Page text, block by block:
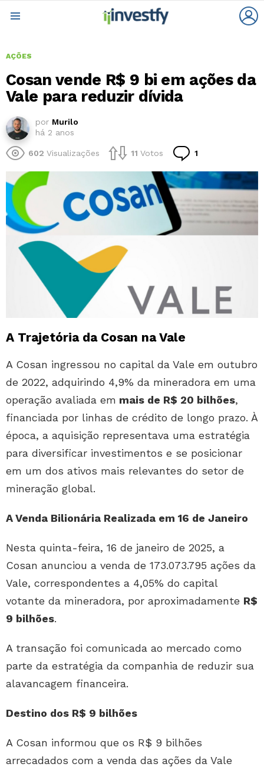
AÇÕES
Cosan vende R$ 9 bi em ações da
Vale para reduzir dívida
por Murilo
há 2 anos
602 Visualizações 11 Votos 1
A Trajetória da Cosan na Vale
A Cosan ingressou no capital da Vale em outubro
de 2022, adquirindo 4,9% da mineradora em uma
operação avaliada em mais de R$ 20 bilhões,
financiada por linhas de crédito de longo prazo. À
época, a aquisição representava uma estratégia
para diversificar investimentos e se posicionar
em um dos ativos mais relevantes do setor de
mineração global.
A Venda Bilionária Realizada em 16 de Janeiro
Nesta quinta-feira, 16 de janeiro de 2025, a
Cosan anunciou a venda de 173.073.795 ações da
Vale, correspondentes a 4,05% do capital
votante da mineradora, por aproximadamente R$
9 bilhões.
A transação foi comunicada ao mercado como
parte da estratégia da companhia de reduzir sua
alavancagem financeira.
Destino dos R$ 9 bilhões
A Cosan informou que os R$ 9 bilhões
arrecadados com a venda das ações da Vale